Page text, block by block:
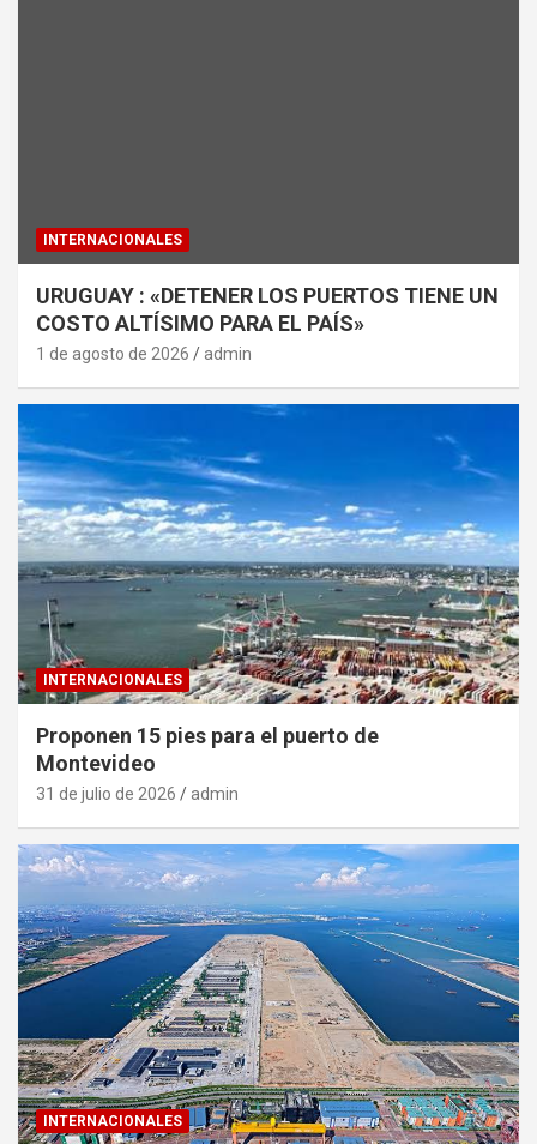
INTERNACIONALES
URUGUAY : «DETENER LOS PUERTOS TIENE UN
COSTO ALTÍSIMO PARA EL PAÍS»
1 de agosto de 2026 admin
INTERNACIONALES
Proponen 15 pies para el puerto de
Montevideo
31 de julio de 2026 admin
INTERNACIONALES